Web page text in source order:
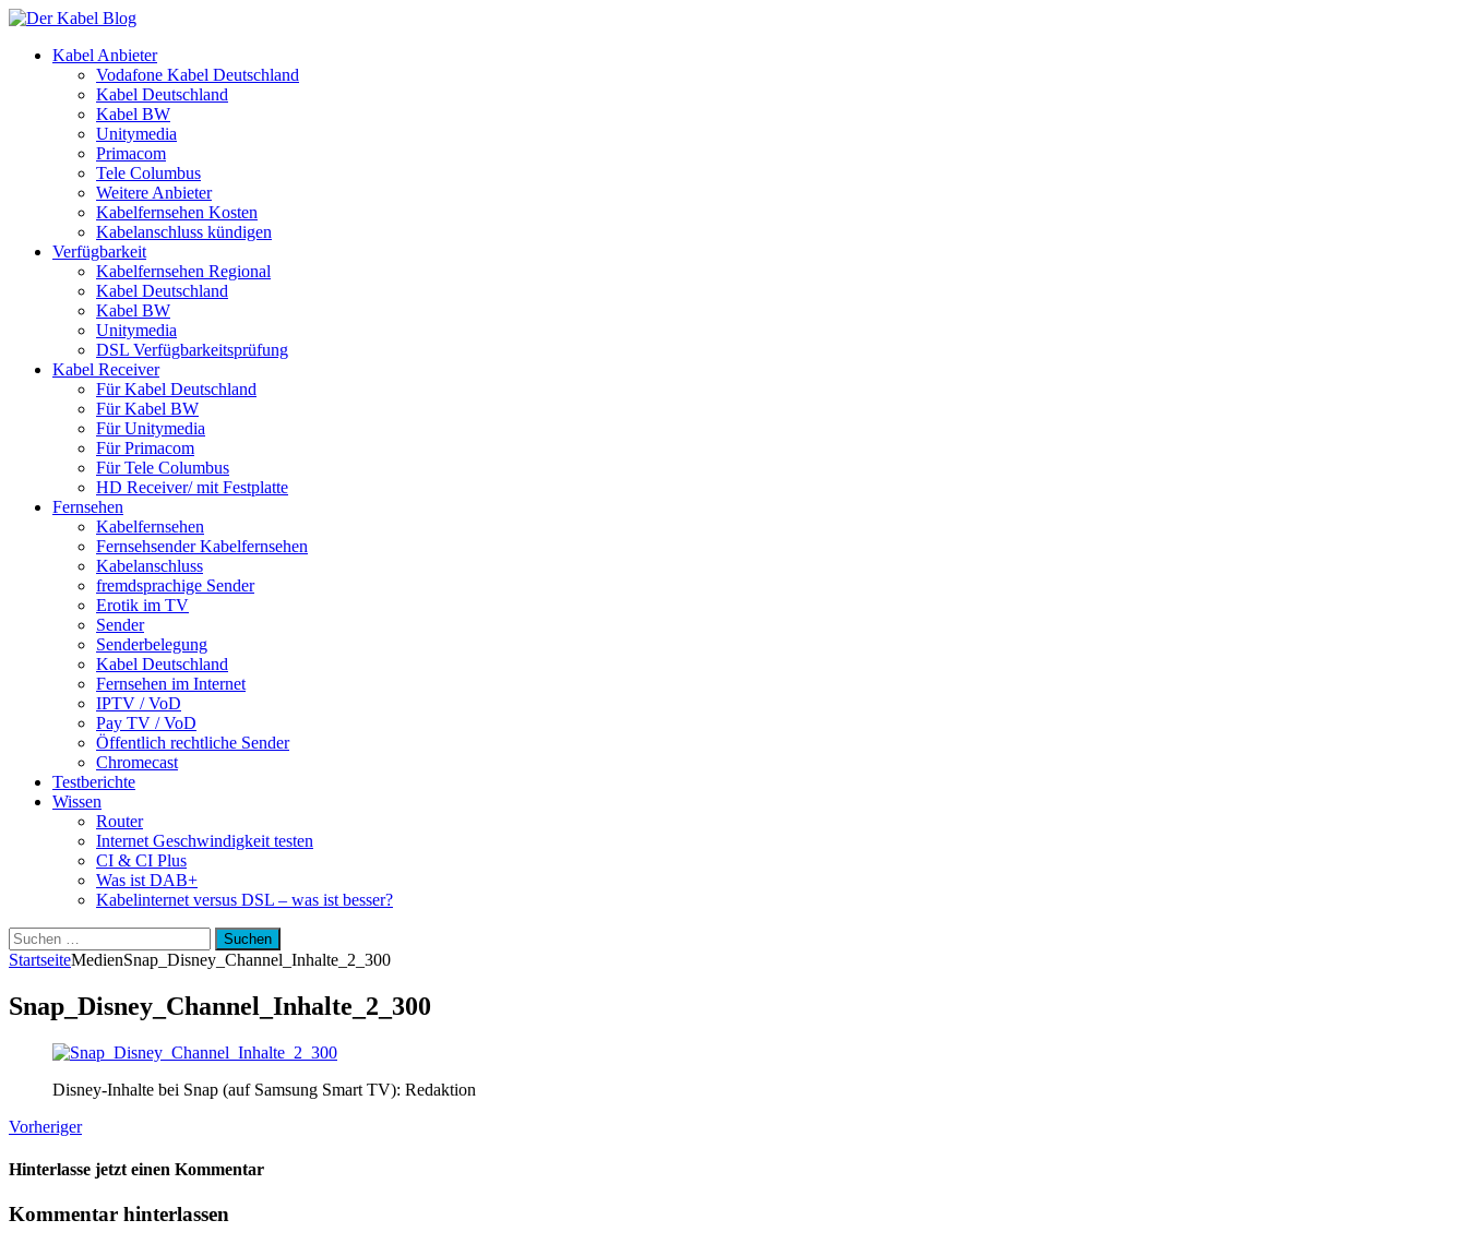
Kabel Anbieter
Vodafone Kabel Deutschland
Kabel Deutschland
Kabel BW
Unitymedia
Primacom
Tele Columbus
Weitere Anbieter
Kabelfernsehen Kosten
Kabelanschluss kündigen
Verfügbarkeit
Kabelfernsehen Regional
Kabel Deutschland
Kabel BW
Unitymedia
DSL Verfügbarkeitsprüfung
Kabel Receiver
Für Kabel Deutschland
Für Kabel BW
Für Unitymedia
Für Primacom
Für Tele Columbus
HD Receiver/ mit Festplatte
Fernsehen
Kabelfernsehen
Fernsehsender Kabelfernsehen
Kabelanschluss
fremdsprachige Sender
Erotik im TV
Sender
Senderbelegung
Kabel Deutschland
Fernsehen im Internet
IPTV / VoD
Pay TV / VoD
Öffentlich rechtliche Sender
Chromecast
Testberichte
Wissen
Router
Internet Geschwindigkeit testen
CI & CI Plus
Was ist DAB+
Kabelinternet versus DSL – was ist besser?
Suchen
nach:
StartseiteMedienSnap_Disney_Channel_Inhalte_2_300
Snap_Disney_Channel_Inhalte_2_300
Disney-Inhalte bei Snap (auf Samsung Smart TV): Redaktion
Vorheriger
Hinterlasse jetzt einen Kommentar
Kommentar hinterlassen